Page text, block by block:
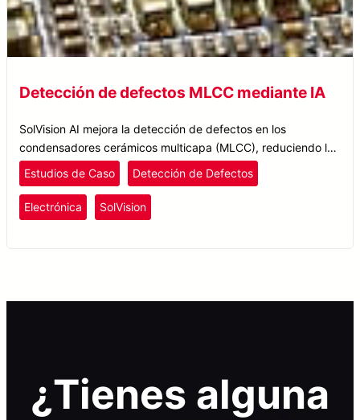
Detección de defectos MLCC mediante IA
SolVision AI mejora la detección de defectos en los
condensadores cerámicos multicapa (MLCC), reduciendo los
rechazos falsos y mejorando el control de calidad en la
producción de componentes electrónicos.
Estudios de Caso Detección de Defectos
Electrónica SolVision
¿Tienes alguna